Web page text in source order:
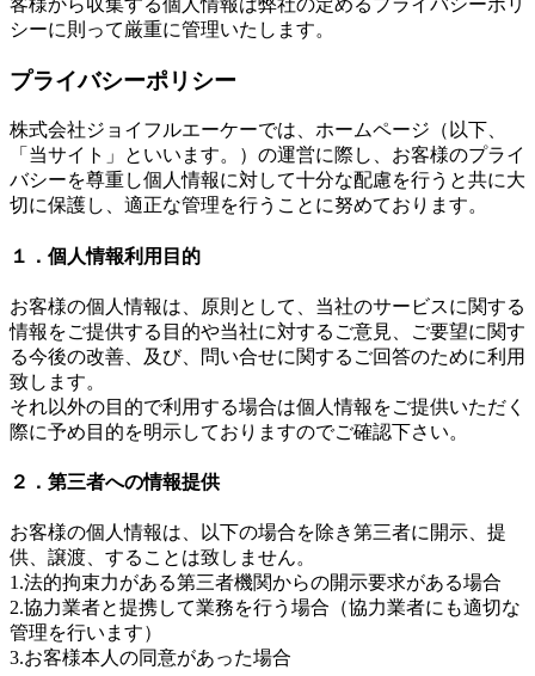
シーに則って厳重に管理いたします。
プライバシーポリシー
株式会社ジョイフルエーケーでは、ホームページ（以下、
「当サイト」といいます。）の運営に際し、お客様のプライ
バシーを尊重し個人情報に対して十分な配慮を行うと共に大
切に保護し、適正な管理を行うことに努めております。
１．個人情報利用目的
お客様の個人情報は、原則として、当社のサービスに関する
情報をご提供する目的や当社に対するご意見、ご要望に関す
る今後の改善、及び、問い合せに関するご回答のために利用
致します。
それ以外の目的で利用する場合は個人情報をご提供いただく
際に予め目的を明示しておりますのでご確認下さい。
２．第三者への情報提供
お客様の個人情報は、以下の場合を除き第三者に開示、提
供、譲渡、することは致しません。
1.法的拘束力がある第三者機関からの開示要求がある場合
2.協力業者と提携して業務を行う場合（協力業者にも適切な
管理を行います）
3.お客様本人の同意があった場合